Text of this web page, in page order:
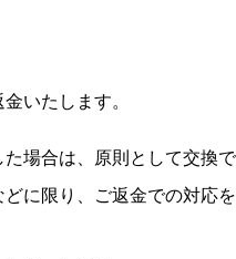
いたします。
場合は、原則として交換で
に限り、ご返金での対応を